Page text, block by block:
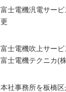
富士電機汎電サー
更
富士電機吹上サービ
富士電機テクニカ(
本社事務所を板橋